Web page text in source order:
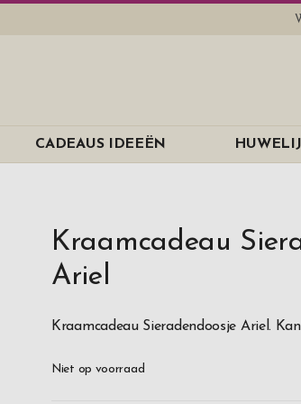
CADEAUS IDEEËN
Kraamcadeau
Ariel
Kraamcadeau Sieradendoosje Ariel.
Niet op voorraad